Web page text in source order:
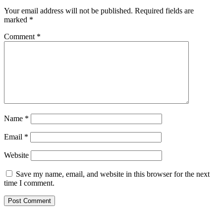
Your email address will not be published. Required fields are
marked *
Comment *
Name *
Email *
Website
Save my name, email, and website in this browser for the next
time I comment.